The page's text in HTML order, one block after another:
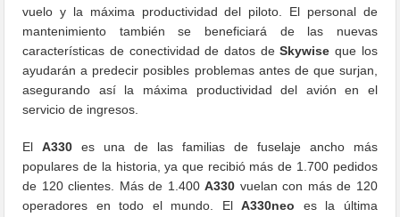
vuelo y la máxima productividad del piloto. El personal de
mantenimiento también se beneficiará de las nuevas
características de conectividad de datos deSkywise que los
ayudarán a predecir posibles problemas antes de que surjan,
asegurando así la máxima productividad del avión en el
servicio de ingresos.
ElA330 es una de las familias de fuselaje ancho más
populares de la historia, ya que recibió más de 1.700 pedidos
de 120 clientes. Más de 1.400A330 vuelan con más de 120
operadores en todo el mundo. ElA330neo es la última